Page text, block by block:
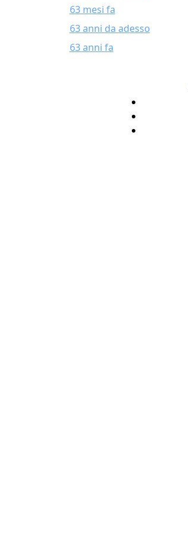
63 mesi fa
63 anni da adesso
63 anni fa